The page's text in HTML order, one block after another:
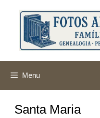
conteúdo
Menu
Santa Maria